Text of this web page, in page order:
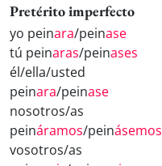
Pretérito imperfecto
yo peinara/peinase
tú peinaras/peinases
él/ella/usted
peinara/peinase
nosotros/as
peináramos/peinásemos
vosotros/as